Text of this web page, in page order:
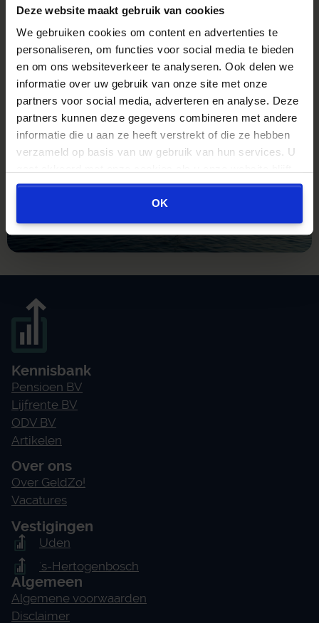
Deze website maakt gebruik van cookies
We gebruiken cookies om content en advertenties te
personaliseren, om functies voor social media te bieden
en om ons websiteverkeer te analyseren. Ook delen we
informatie over uw gebruik van onze site met onze
partners voor social media, adverteren en analyse. Deze
partners kunnen deze gegevens combineren met andere
informatie die u aan ze heeft verstrekt of die ze hebben
verzameld op basis van uw gebruik van hun services. U
gebruiken.
OK
Ton Benders,10/10
Sinds het begin van mijn relatie met
Kroese en Geraerts ben ik alleen maar
tevreden over hun dienstverlening.
Verder lezen... Verder
'Wordt uw adviseur
slapend rijk?
Of stapt u zelf op die boot?'
Overstapvoordeel berekenen
Kennisbank
Pensioen BV
Lijfrente BV
ODV BV
Artikelen
Over ons
Over GeldZo!
Vacatures
Vestigingen
Uden
's-Hertogenbosch
Algemeen
Algemene voorwaarden
Disclaimer